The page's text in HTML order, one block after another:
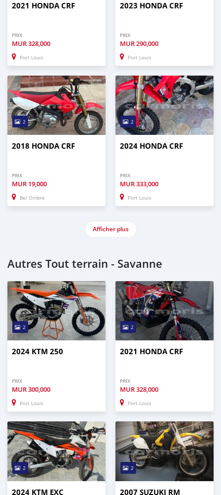
2021 HONDA CRF
PRIX
MUR328,000
Port Louis
2023 HONDA CRF
PRIX
MUR290,000
Port Louis
2
2018 HONDA CRF
PRIX
MUR 19,000
Bel Ombre
2
2024 HONDA CRF
PRIX
MUR333,000
Port Louis
Afficher plus
Autres Tout terrain - Savanne
2
2024 KTM 250
PRIX
MUR300,000
Port Louis
2
2021 HONDA CRF
PRIX
MUR328,000
Port Louis
2
2024 KTM EXC
2
2007 SUZUKI RM